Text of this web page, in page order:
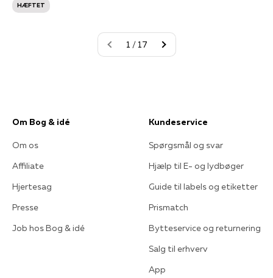
HÆFTET
1 / 17
Om Bog & idé
Om os
Affiliate
Hjertesag
Presse
Job hos Bog & idé
Kundeservice
Spørgsmål og svar
Hjælp til E- og lydbøger
Guide til labels og etiketter
Prismatch
Bytteservice og returnering
Salg til erhverv
App